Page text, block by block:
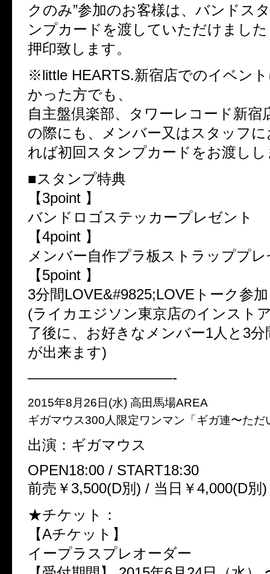
クのみ”参加のお客様は、バンドス
ンプカードを渡していただけまし
押印致します。
※little HEARTS.新宿店でのイベン
かった方でも、
自主盤倶楽部、タワーレコード新宿
の際にも、メンバー又はスタッフ
れば初回スタンプカードをお渡し
■スタンプ特典
【3point 】
バンドロゴステッカープレゼント
【4point 】
メンバー自作プラ板ストラッププ
【5point 】
3分間LOVE&#9825;LOVEトーク参加
(ライカエジソン東京店のインスト
了後に、お好きなメンバー1人と3
が出来ます)
——————————-
2015年8月26日(水) 高田馬場AREA
ギガマウス300人限定ワンマン「ギガ連〜ただ
出演：ギガマウス
OPEN18:00 / START18:30
前売￥3,500(D別) / 当日￥4,000(D別)
★チケット：
【Aチケット】
イープラスプレオーダー